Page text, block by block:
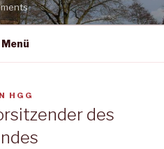
Menü
HGG
des